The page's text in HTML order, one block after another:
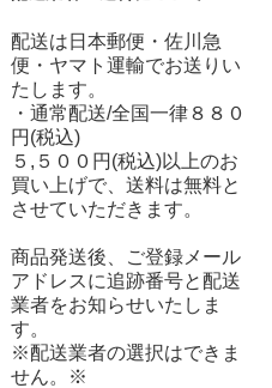
配送は日本郵便・佐川急
便・ヤマト運輸でお送りい
たします。
・通常配送/全国一律８８０
円(税込)
５,５００円(税込)以上のお
買い上げで、送料は無料と
させていただきます。
商品発送後、ご登録メール
アドレスに追跡番号と配送
業者をお知らせいたしま
す。
※配送業者の選択はできま
せん。※